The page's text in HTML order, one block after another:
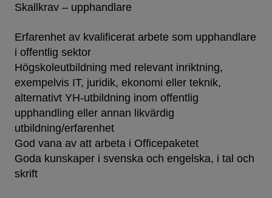
Skallkrav – upphandlare
Erfarenhet av kvalificerat arbete som upphandlare
i offentlig sektor
Högskoleutbildning med relevant inriktning,
exempelvis IT, juridik, ekonomi eller teknik,
alternativt YH-utbildning inom offentlig
upphandling eller annan likvärdig
utbildning/erfarenhet
God vana av att arbeta i Officepaketet
Goda kunskaper i svenska och engelska, i tal och
skrift